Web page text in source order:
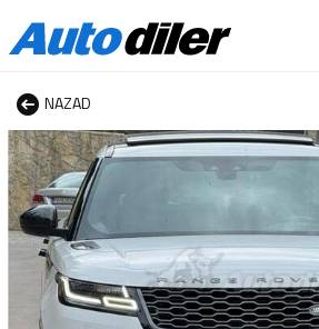
NAZAD